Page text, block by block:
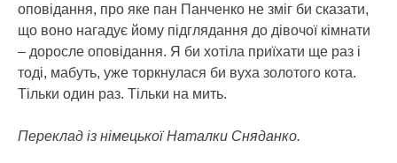
оповідання, про яке пан Панченко не зміг би сказати,
що воно нагадує йому підглядання до дівочої кімнати
– доросле оповідання. Я би хотіла приїхати ще раз і
тоді, мабуть, уже торкнулася би вуха золотого кота.
Тільки один раз. Тільки на мить.
Переклад із німецької Наталки Сняданко.